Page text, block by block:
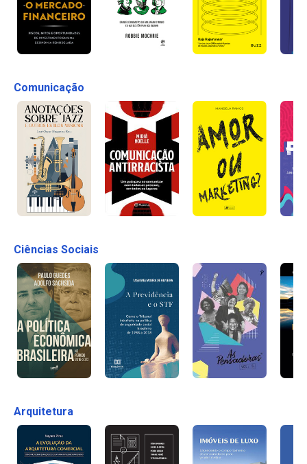
Comunicação
Ciências Sociais
Arquitetura